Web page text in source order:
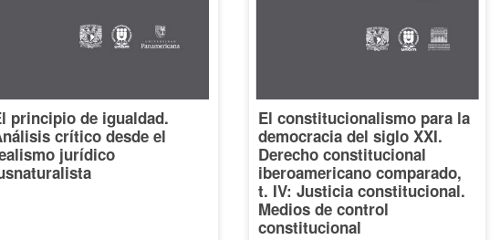
principio de igualdad.
crítico desde el
jurídico
El constitucionalismo para la
democracia del siglo XXI.
Derecho constitucional
iberoamericano comparado,
t. IV: Justicia constitucional.
Medios de control
constitucional